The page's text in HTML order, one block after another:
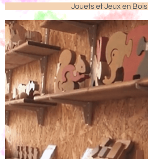
Jouets et Jeux en Bois